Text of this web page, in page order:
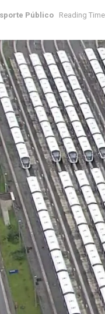
Público Reading